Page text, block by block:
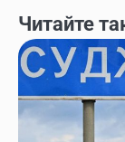
Читайте